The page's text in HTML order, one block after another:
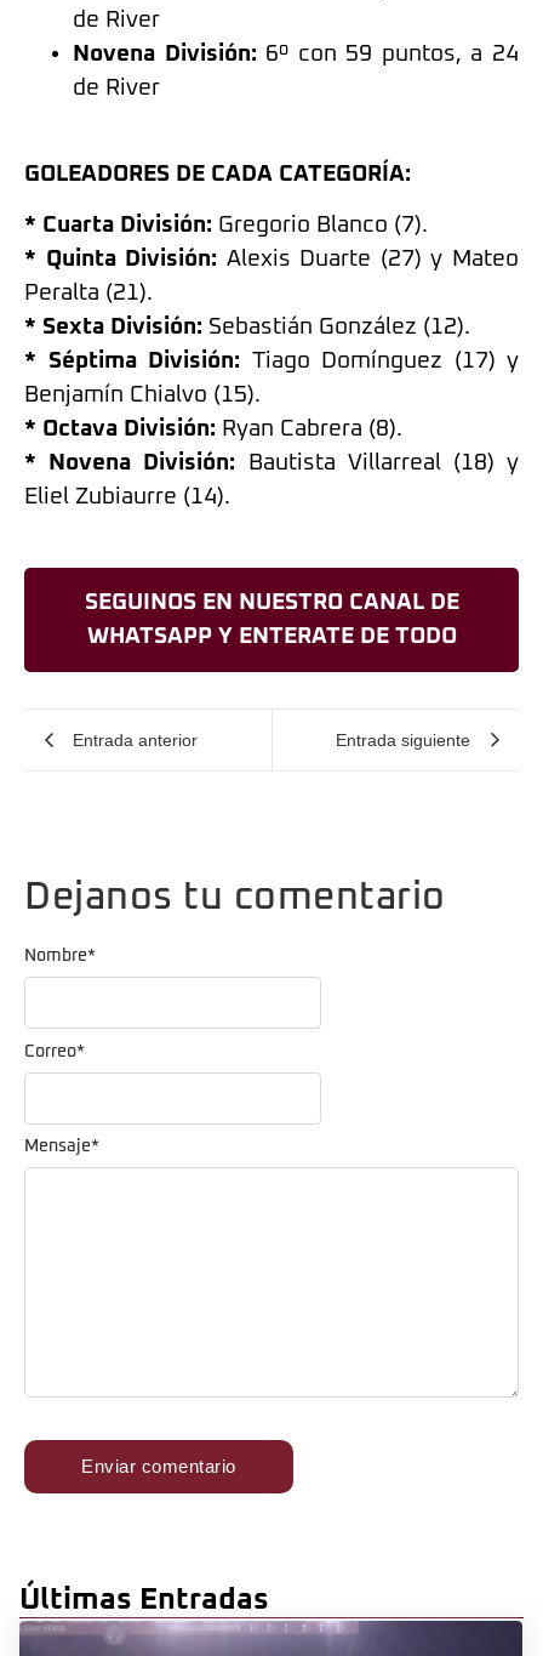
de River
Novena División: 6º con 59 puntos, a 24
de River
GOLEADORES DE CADA CATEGORÍA:
* Cuarta División: Gregorio Blanco (7).
* Quinta División: Alexis Duarte (27) y Mateo
Peralta (21).
* Sexta División: Sebastián González (12).
* Séptima División: Tiago Domínguez (17) y
Benjamín Chialvo (15).
* Octava División: Ryan Cabrera (8).
* Novena División: Bautista Villarreal (18) y
Eliel Zubiaurre (14).
SEGUINOS EN NUESTRO CANAL DE
WHATSAPP Y ENTERATE DE TODO
Entrada anterior Entrada siguiente
Dejanos tu comentario
Mensaje*
Nombre*
Correo*
Últimas Entradas